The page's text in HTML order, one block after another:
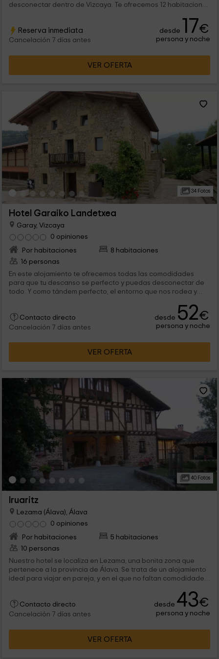
desconectar dentro de Vizcaya. Te ofrecemos 12 habitaciones
Reserva inmediata
Cancelación 7 días antes
desde 17€
persona y noche
VER OFERTA
34 Fotos
Hotel Garaiko Landetxea
Garay, Vizcaya
0 opiniones
Por habitaciones
8 habitaciones
16 personas
En este alojamiento te ofrecemos todas las comodidades
para que tu descanso se perfecto y puedas desconectar de
todo. Y como tándem perfecto, el entorno que nos rodea y
rincones, así como visitar espectaculares zonas de costa. Si te
alojas con nosotros querrás volver a repetir la experiencia.
Contacto directo
Cancelación 7 días antes
desde 52€
persona y noche
VER OFERTA
40 Fotos
Iruaritz
Lezama (Álava), Álava
0 opiniones
Por habitaciones
5 habitaciones
10 personas
Nuestro hotel se localiza en Lezama, una bonita zona que
pertenece a la provincia de Álava. Se trata de un alojamiento
ideal para viajar en pareja, y en el que no faltan comodidades
Contacto directo
Cancelación 7 días antes
desde 43€
persona y noche
VER OFERTA